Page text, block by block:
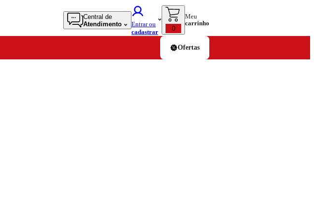
Central de
Atendimento
Entrar ou
cadastrar
0
Meu
carrinho
Ofertas